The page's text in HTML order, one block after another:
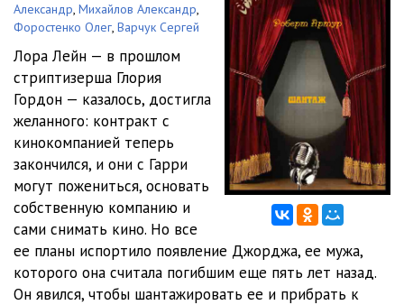
Александр, Михайлов Александр,
Форостенко Олег, Варчук Сергей
Лора Лейн — в прошлом
стриптизерша Глория
Гордон — казалось, достигла
желанного: контракт с
кинокомпанией теперь
закончился, и они с Гарри
могут пожениться, основать
собственную компанию и
сами снимать кино. Но все
ее планы испортило появление Джорджа, ее мужа,
которого она считала погибшим еще пять лет назад.
Он явился, чтобы шантажировать ее и прибрать к